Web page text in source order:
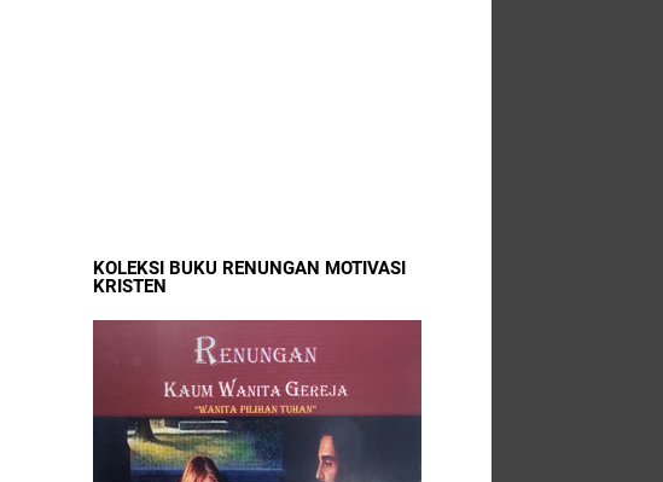
KOLEKSI BUKU RENUNGAN MOTIVASI
KRISTEN